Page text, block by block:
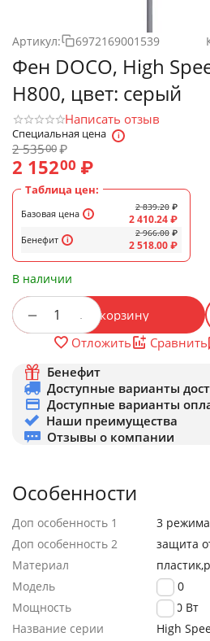
Артикул: 6972169001539
Фен DOCO, High
H800, цвет: серый
Написать отзыв
Специальная цена
2 53500₽
2 15200 ₽
Таблица цен:
Базовая цена
Бенефит
2 839.20 ₽
2 410.24₽
2 966.00 ₽
2 518.00₽
В наличии
+
− В корзину
Отложить
Сравнить
Бенефит
Доступные варианты
Доступные варианты
Наши преимущества
Отзывы о компании
Особенности
Доп особенность 1
3
Доп особенность 2
защита
Материал
Модель
H800
Мощность
1600 Вт
Название серии
High